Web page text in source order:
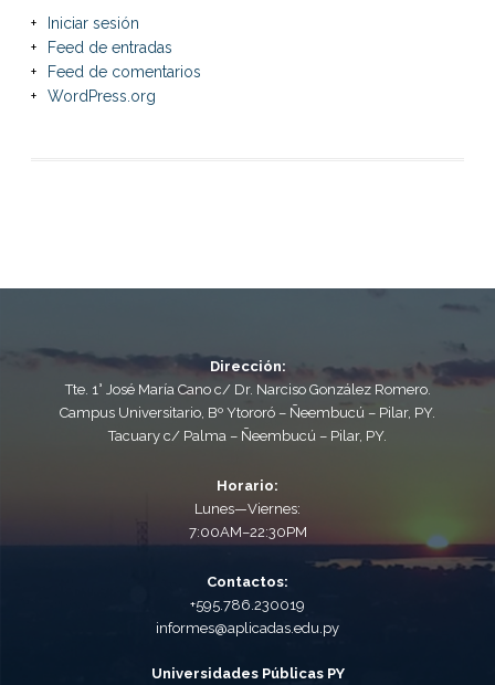
Iniciar sesión
Feed de entradas
Feed de comentarios
WordPress.org
Dirección:
Tte. 1° José María Cano c/ Dr. Narciso González Romero.
Campus Universitario, Bº Ytororó – Ñeembucú – Pilar, PY.
Tacuary c/ Palma – Ñeembucú – Pilar, PY.
Horario:
Lunes—Viernes:
7:00AM–22:30PM
Contactos:
+595.786.230019
informes@aplicadas.edu.py
Universidades Públicas PY